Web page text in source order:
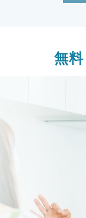
無料